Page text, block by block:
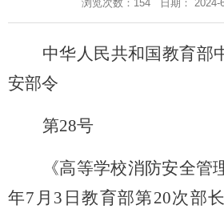
返回首页
浏览次数： 154 日期： 2024-
中华人民共和国教育部
安部令
第28号
《高等学校消防安全管
年7月3日教育部第20次部